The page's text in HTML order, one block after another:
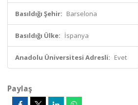
Basıldığı Şehir: Barselona
Basıldığı Ülke: İspanya
Anadolu Üniversitesi Adresli: Evet
Paylaş